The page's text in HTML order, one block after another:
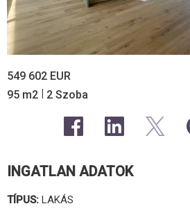
549 602 EUR
95 m2 | 2 Szoba
INGATLAN ADATOK
TÍPUS: LAKÁS